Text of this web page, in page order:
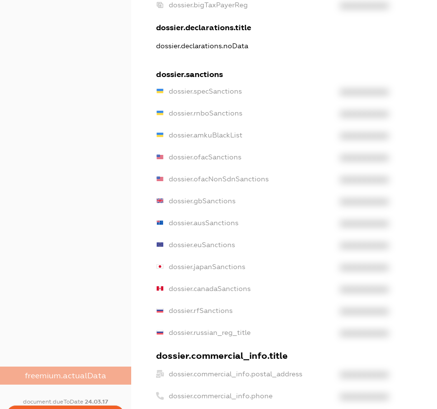
freemium.actualData
document.dueToDate 24.03.17
dossier.bigTaxPayerReg
dossier.declarations.title
dossier.declarations.noData
dossier.sanctions
dossier.specSanctions
dossier.rnboSanctions
dossier.amkuBlackList
dossier.ofacSanctions
dossier.ofacNonSdnSanctions
dossier.gbSanctions
dossier.ausSanctions
dossier.euSanctions
dossier.japanSanctions
dossier.canadaSanctions
dossier.rfSanctions
dossier.russian_reg_title
dossier.commercial_info.title
dossier.commercial_info.postal_address
dossier.commercial_info.phone